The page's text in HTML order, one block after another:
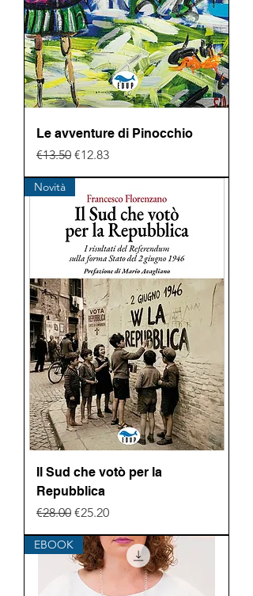
Le avventure di Pinocchio
Regular Price
€13.50 Sale Price
€12.83
Novità
Il Sud che votò per la
Repubblica
Regular Price
€28.00 Sale Price
€25.20
EBOOK